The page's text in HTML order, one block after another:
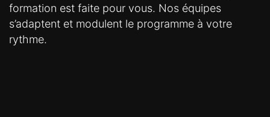
formation est faite pour vous. Nos équipes
s’adaptent et modulent le programme à votre
rythme.